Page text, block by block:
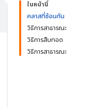
ในหน้านี้
คลาสที่ซ้อนกัน
วิธีการสาธารณะ
วิธีการสืบทอด
วิธีการสาธารณะ